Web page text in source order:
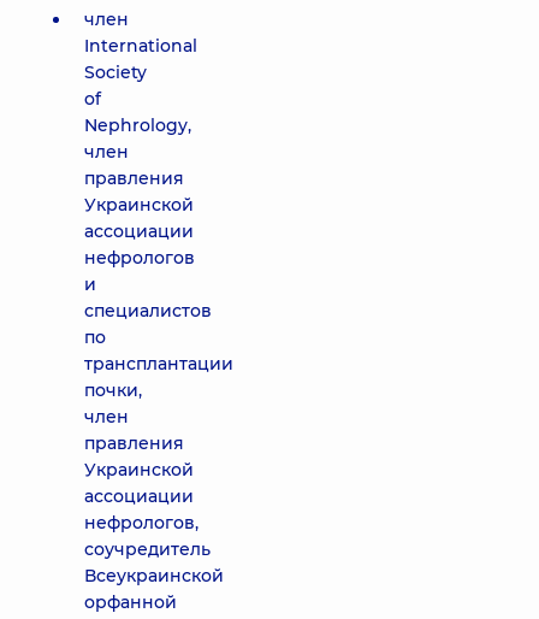
член
International
Society
of
Nephrology,
член
правления
Украинской
ассоциации
нефрологов
и
специалистов
по
трансплантации
почки,
член
правления
Украинской
ассоциации
нефрологов,
соучредитель
Всеукраинской
орфанной